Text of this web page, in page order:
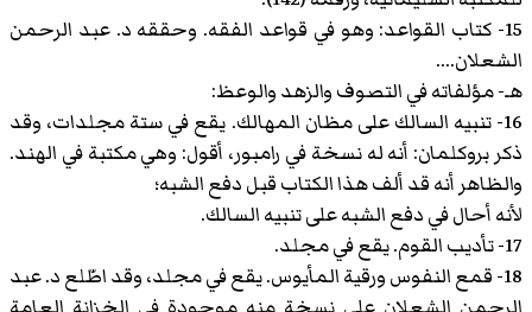
15- كتاب القواعد: وهو في قواعد الفقه. وحققه د. عبد الرحمن
الشعلان....
هـ- مؤلفاته في التصوف والزهد والوعظ:
16- تنبيه السالك على مظان المهالك. يقع في ستة مجلدات، وقد
ذكر بروكلمان: أنه له نسخة في رامبور، أقول: وهي مكتبة في الهند.
والظاهر أنه قد ألف هذا الكتاب قبل دفع الشبه؛
لأنه أحال في دفع الشبه على تنبيه السالك.
17- تأديب القوم. يقع في مجلد.
18- قمع النفوس ورقية المأيوس. يقع في مجلد، وقد اطّلع د. عبد